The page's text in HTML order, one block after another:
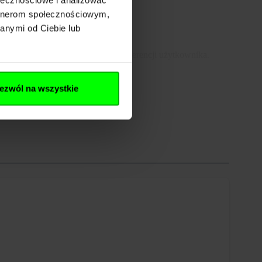
społecznościowym,
od Ciebie lub
na wszystkie